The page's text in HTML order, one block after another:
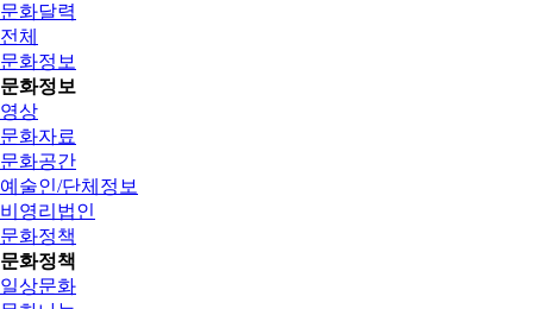
문화달력
전체
문화정보
문화정보
영상
문화자료
문화공간
예술인/단체정보
비영리법인
문화정책
문화정책
일상문화